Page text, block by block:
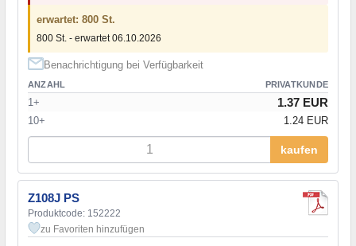
erwartet: 800 St.
800 St. - erwartet 06.10.2026
Benachrichtigung bei Verfügbarkeit
ANZAHL PRIVATKUNDE
1+ 1.37 EUR
10+ 1.24 EUR
kaufen
Z108J PS
Produktcode: 152222
zu Favoriten hinzufügen